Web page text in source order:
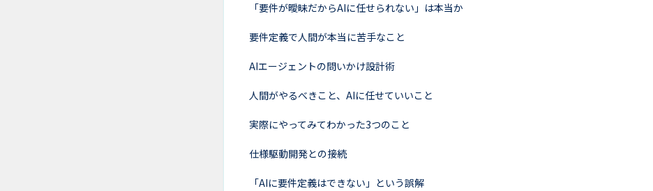
「要件が曖昧だからAIに任せられない」は本当か
要件定義で人間が本当に苦手なこと
AIエージェントの問いかけ設計術
人間がやるべきこと、AIに任せていいこと
実際にやってみてわかった3つのこと
仕様駆動開発との接続
「AIに要件定義はできない」という誤解